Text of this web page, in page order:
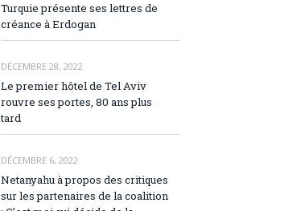
Turquie présente ses lettres de
créance à Erdogan
DÉCEMBRE 28, 2022
Le premier hôtel de Tel Aviv
rouvre ses portes, 80 ans plus
tard
DÉCEMBRE 6, 2022
Netanyahu à propos des critiques
sur les partenaires de la coalition